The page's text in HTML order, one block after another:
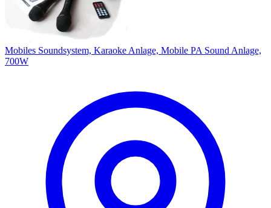
Mobiles Soundsystem, Karaoke Anlage, Mobile PA Sound Anlage,
700W